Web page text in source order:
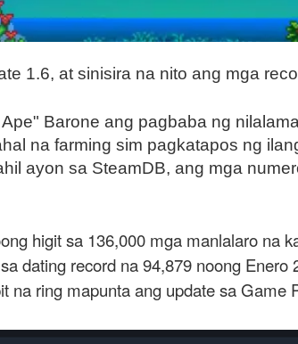
1.6, at sinisira na nito ang mga
Barone ang pagbaba ng
na farming sim pagkatapos ng
ayon sa SteamDB, ang mga
higit sa 136,000 mga manlalaro na
dating record na 94,879 noong
na ring mapunta ang update sa Game